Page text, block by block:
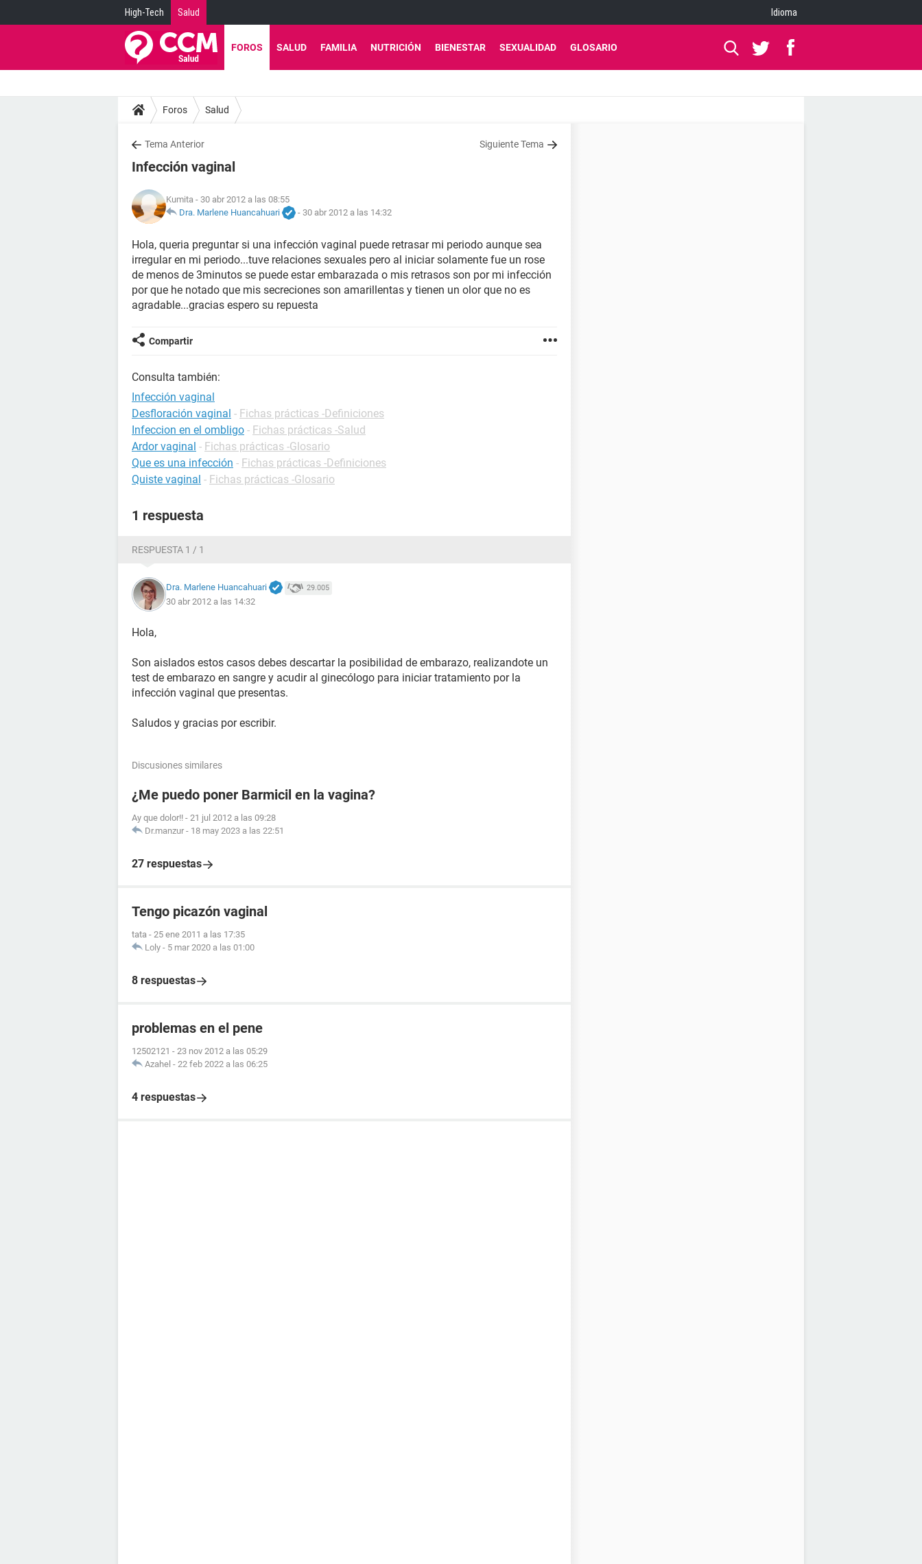
High-Tech Salud Idioma
FOROS SALUD FAMILIA NUTRICIÓN BIENESTAR SEXUALIDAD GLOSARIO
Foros Salud
Tema Anterior Siguiente Tema
Infección vaginal
Kumita - 30 abr 2012 a las 08:55
Dra. Marlene Huancahuari
- 30 abr 2012 a las 14:32
Hola, queria preguntar si una infección vaginal puede retrasar mi periodo aunque sea
irregular en mi periodo...tuve relaciones sexuales pero al iniciar solamente fue un rose
de menos de 3minutos se puede estar embarazada o mis retrasos son por mi infección
por que he notado que mis secreciones son amarillentas y tienen un olor que no es
agradable...gracias espero su repuesta
Compartir
Consulta también:
Infección vaginal
Desfloración vaginal - Fichas prácticas -Definiciones
Infeccion en el ombligo - Fichas prácticas -Salud
Ardor vaginal - Fichas prácticas -Glosario
Que es una infección - Fichas prácticas -Definiciones
Quiste vaginal - Fichas prácticas -Glosario
1 respuesta
RESPUESTA 1 / 1
Dra. Marlene Huancahuari 29.005
30 abr 2012 a las 14:32
Hola,
Son aislados estos casos debes descartar la posibilidad de embarazo, realizandote un
test de embarazo en sangre y acudir al ginecólogo para iniciar tratamiento por la
infección vaginal que presentas.
Saludos y gracias por escribir.
Discusiones similares
¿Me puedo poner Barmicil en la vagina?
Ay que dolor!! - 21 jul 2012 a las 09:28
Dr.manzur - 18 may 2023 a las 22:51
27 respuestas
Tengo picazón vaginal
tata - 25 ene 2011 a las 17:35
Loly - 5 mar 2020 a las 01:00
8 respuestas
problemas en el pene
12502121 - 23 nov 2012 a las 05:29
Azahel - 22 feb 2022 a las 06:25
4 respuestas